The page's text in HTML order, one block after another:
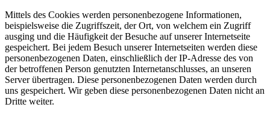
Mittels des Cookies werden personenbezogene Informationen,
beispielsweise die Zugriffszeit, der Ort, von welchem ein Zugriff
ausging und die Häufigkeit der Besuche auf unserer Internetseite
gespeichert. Bei jedem Besuch unserer Internetseiten werden diese
personenbezogenen Daten, einschließlich der IP-Adresse des von
der betroffenen Person genutzten Internetanschlusses, an unseren
Server übertragen. Diese personenbezogenen Daten werden durch
uns gespeichert. Wir geben diese personenbezogenen Daten nicht an
Dritte weiter.